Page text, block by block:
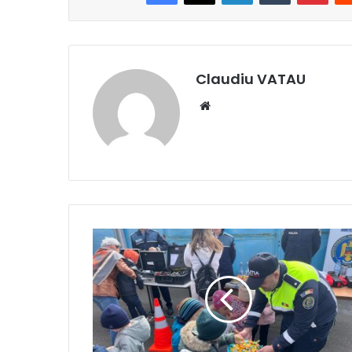
Claudiu VATAU
Ziua
Poliției
Române